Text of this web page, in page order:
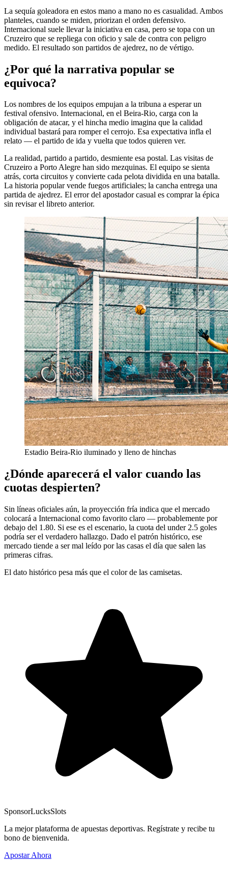
La sequía goleadora en estos mano a mano no es casualidad. Ambos
planteles, cuando se miden, priorizan el orden defensivo.
Internacional suele llevar la iniciativa en casa, pero se topa con un
Cruzeiro que se repliega con oficio y sale de contra con peligro
medido. El resultado son partidos de ajedrez, no de vértigo.
¿Por qué la narrativa popular se
equivoca?
Los nombres de los equipos empujan a la tribuna a esperar un
festival ofensivo. Internacional, en el Beira-Rio, carga con la
obligación de atacar, y el hincha medio imagina que la calidad
individual bastará para romper el cerrojo. Esa expectativa infla el
relato — el partido de ida y vuelta que todos quieren ver.
La realidad, partido a partido, desmiente esa postal. Las visitas de
Cruzeiro a Porto Alegre han sido mezquinas. El equipo se sienta
atrás, corta circuitos y convierte cada pelota dividida en una batalla.
La historia popular vende fuegos artificiales; la cancha entrega una
partida de ajedrez. El error del apostador casual es comprar la épica
sin revisar el libreto anterior.
Estadio Beira-Rio iluminado y lleno de hinchas
¿Dónde aparecerá el valor cuando las
cuotas despierten?
Sin líneas oficiales aún, la proyección fría indica que el mercado
colocará a Internacional como favorito claro — probablemente por
debajo del 1.80. Si ese es el escenario, la cuota del under 2.5 goles
podría ser el verdadero hallazgo. Dado el patrón histórico, ese
mercado tiende a ser mal leído por las casas el día que salen las
primeras cifras.
El dato histórico pesa más que el color de las camisetas.
SponsorLucksSlots
La mejor plataforma de apuestas deportivas. Regístrate y recibe tu
bono de bienvenida.
Apostar Ahora